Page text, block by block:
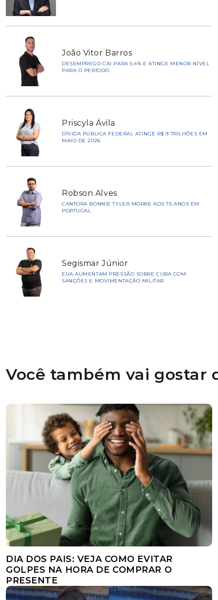
João Vitor Barros
DESEMPREGO CAI PARA 5,4% E ATINGE MENOR NÍVEL
PARA O PERÍODO
Priscyla Ávila
DÍVIDA PÚBLICA FEDERAL ATINGE R$ 9 TRILHÕES EM
MAIO DE 2026
Robson Alves
CANTORA BONNIE TYLER MORRE AOS 75 ANOS EM
PORTUGAL
Segismar Júnior
EUA AUMENTAM PRESSÃO SOBRE CUBA COM
SANÇÕES E MOVIMENTAÇÃO MILITAR
Você também vai gostar
DIA DOS PAIS: VEJA COMO EVITAR
GOLPES NA HORA DE COMPRAR O
PRESENTE